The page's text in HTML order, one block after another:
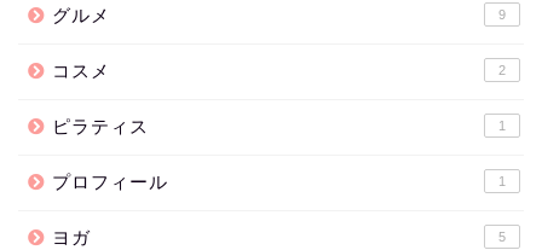
グルメ 9
コスメ 2
ピラティス 1
プロフィール 1
ヨガ 5